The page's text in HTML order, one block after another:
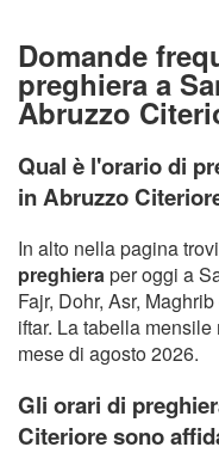
Domande
preghiera a
Abruzzo
Qual è l'orario di
in Abruzzo
In alto nella pagina
preghieraper oggi a
Fajr, Dohr, Asr,
iftar. La tabella
mese di agosto 2026.
Gli orari di
Citeriore sono